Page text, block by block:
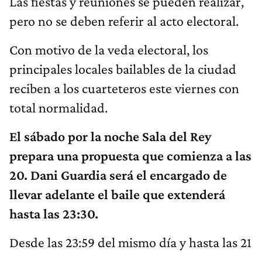
pero no se deben referir al acto electoral.
Con motivo de la veda electoral, los
principales locales bailables de la ciudad
reciben a los cuarteteros este viernes con
total normalidad.
El sábado por la noche Sala del Rey
prepara una propuesta que comienza a las
20. Dani Guardia será el encargado de
llevar adelante el baile que extenderá
hasta las 23:30.
Desde las 23:59 del mismo día y hasta las 21